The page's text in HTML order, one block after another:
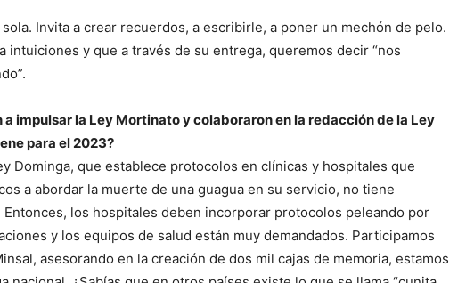
Invita a crear recuerdos, a escribirle, a poner un mechón de pelo.
intuiciones y que a través de su entrega, queremos decir “nos
impulsar la Ley Mortinato y colaboraron en la redacción de la Ley
para el 2023?
Dominga, que establece protocolos en clínicas y hospitales que
a abordar la muerte de una guagua en su servicio, no tiene
los hospitales deben incorporar protocolos peleando por
y los equipos de salud están muy demandados. Participamos
asesorando en la creación de dos mil cajas de memoria, estamos